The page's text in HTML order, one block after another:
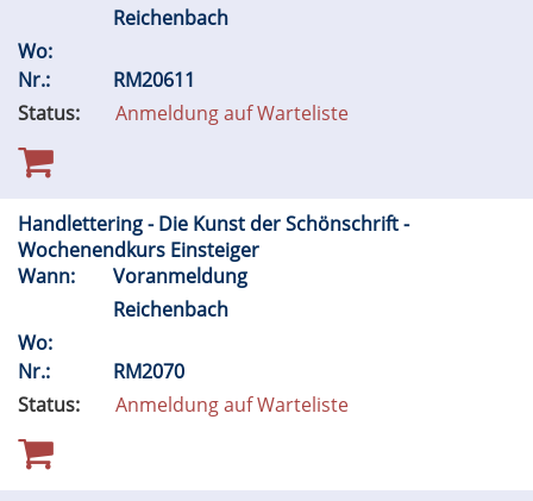
Reichenbach
Wo:
Nr.:
RM20611
Status:
Anmeldung auf Warteliste
Handlettering - Die Kunst der Schönschrift -
Wochenendkurs Einsteiger
Wann:
Voranmeldung
Reichenbach
Wo:
Nr.:
RM2070
Status:
Anmeldung auf Warteliste